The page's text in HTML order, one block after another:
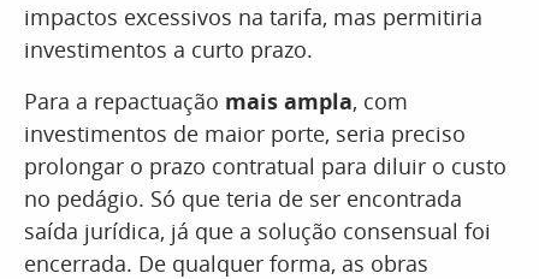
impactos excessivos na tarifa, mas permitiria
investimentos a curto prazo.
Para a repactuação mais ampla, com
investimentos de maior porte, seria preciso
prolongar o prazo contratual para diluir o custo
no pedágio. Só que teria de ser encontrada
saída jurídica, já que a solução consensual foi
encerrada. De qualquer forma, as obras